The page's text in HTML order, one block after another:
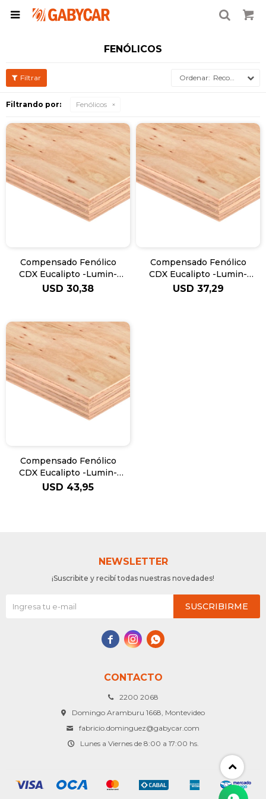

FENÓLICOS
Recomendados
Filtrando por: Fenólicos
Compensado Fenólico
CDX Eucalipto -Lumin-
12mm
USD 30,38
Compensado Fenólico
CDX Eucalipto -Lumin-
15mm
USD 37,29
Compensado Fenólico
CDX Eucalipto -Lumin-
18mm
USD 43,95
CONTACTO
2200 2068
Domingo Aramburu 1668, Montevideo
fabricio.dominguez@gabycar.com
Lunes a Viernes de 8:00 a 17:00 hs.
NEWSLETTER
¡Suscribite y recibí todas nuestras novedades!
SUSCRIBIRME
  